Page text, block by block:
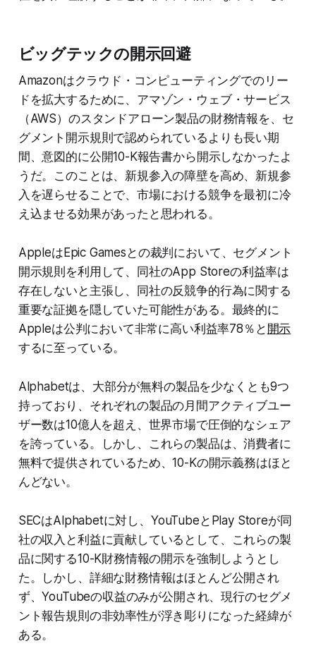
ビッグテックの開示回避
Amazonはクラウド・コンピューティングでのリー
ドを拡大するために、アマゾン・ウェブ・サービス
（AWS）のスタンドアローン製品の財務情報を、セ
グメント開示規則で認められているよりも長い期
間、意図的に公開10-K報告書から開示しなかったよ
うだ。このことは、新規参入の障壁を高め、新規参
入を遅らせることで、市場における競争を最初に冷
え込ませる効果があったと思われる。
AppleはEpic Gamesとの裁判において、セグメント
開示規則を利用して、同社のApp Storeの利益率は
存在しないと主張し、同社の反競争的行為に関する
重要な証拠を隠していた可能性がある。最終的に
Appleは公判において非常に高い利益率78％と 開示
するに至っている。
Alphabetは、大部分が無料の製品を少なくとも9つ
持っており、それぞれの製品の月間アクティブユー
ザー数は10億人を超え、世界市場で圧倒的なシェア
を誇っている。しかし、これらの製品は、消費者に
無料で提供されているため、10-Kの開示義務はほと
んどない。
SECはAlphabetに対し、YouTubeとPlay Storeが同
社の収入と利益に貢献しているとして、これらの製
品に関する10-K財務情報の開示を強制しようとし
た。しかし、詳細な財務情報はほとんど公開され
ず、YouTubeの収益のみが公開され、現行のセグメ
ント報告規則の非効率性が浮き彫りになった経緯が
ある。